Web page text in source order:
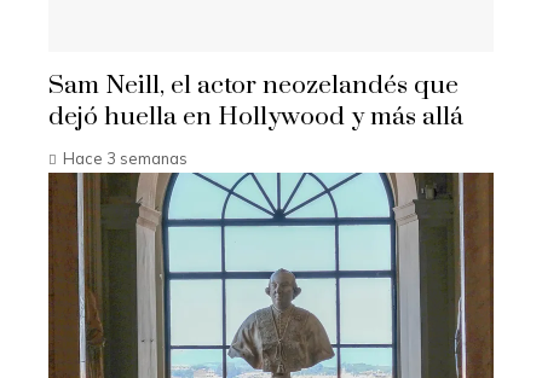
Sam Neill, el actor neozelandés que
dejó huella en Hollywood y más allá
Hace 3 semanas